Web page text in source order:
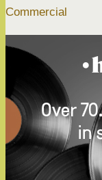
Commercial